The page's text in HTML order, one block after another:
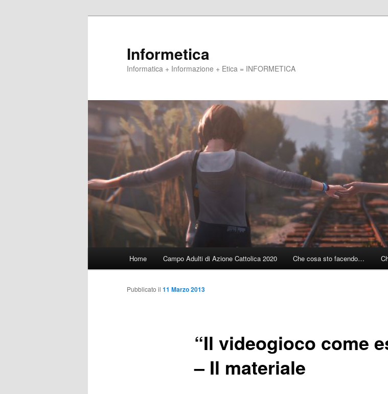
Informetica
Informatica + Informazione + Etica = INFORMETICA
Home Campo Adulti di Azione Cattolica 2020 Che cosa sto facendo…
“Il videogioco come
– Il materiale
Pubblicato il 11 Marzo 2013